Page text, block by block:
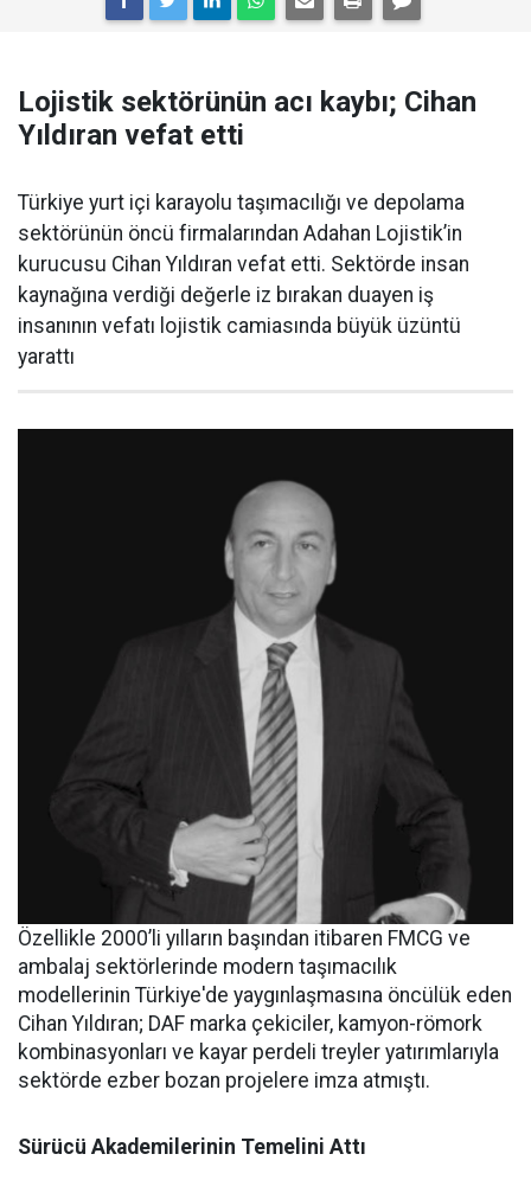
Lojistik sektörünün acı kaybı; Cihan
Yıldıran vefat etti
Türkiye yurt içi karayolu taşımacılığı ve depolama
sektörünün öncü firmalarından Adahan Lojistik’in
kurucusu Cihan Yıldıran vefat etti. Sektörde insan
kaynağına verdiği değerle iz bırakan duayen iş
insanının vefatı lojistik camiasında büyük üzüntü
yarattı
Özellikle 2000’li yılların başından itibaren FMCG ve
ambalaj sektörlerinde modern taşımacılık
modellerinin Türkiye'de yaygınlaşmasına öncülük eden
Cihan Yıldıran; DAF marka çekiciler, kamyon-römork
kombinasyonları ve kayar perdeli treyler yatırımlarıyla
sektörde ezber bozan projelere imza atmıştı.
Sürücü Akademilerinin Temelini Attı